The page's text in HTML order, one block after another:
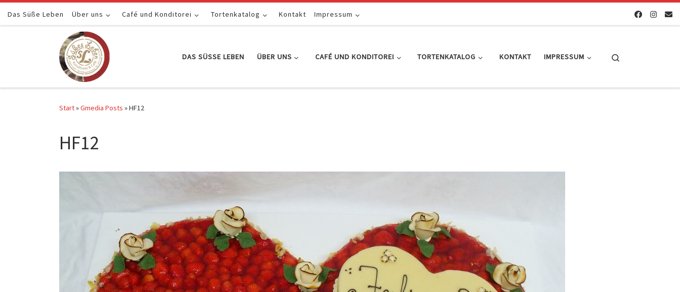
Zum Inhalt springen
Das Süße Leben Über uns Café und Konditorei Tortenkatalog Kontakt Impressum
DAS SÜSSE LEBEN ÜBER UNS CAFÉ UND KONDITOREI TORTENKATALOG KONTAKT IMPRESSUM
Start»Gmedia Posts »HF12
HF12